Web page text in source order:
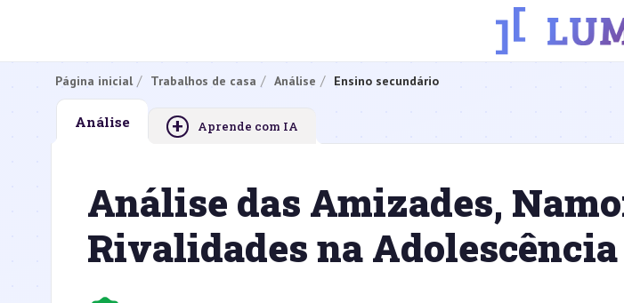
Página inicial Trabalhos de casa Análise Ensino secundário
Análise + Aprende com IA
Análise das Amizades,
Rivalidades na Adolescência